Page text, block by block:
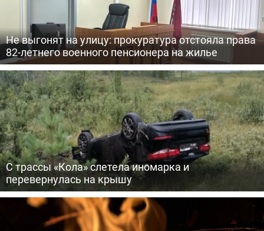
Не выгонят на улицу: прокуратура отстояла права
82-летнего военного пенсионера на жилье
С трассы «Кола» слетела иномарка и
перевернулась на крышу